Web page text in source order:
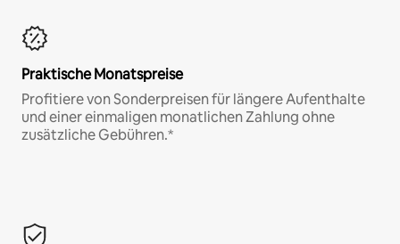
Praktische Monatspreise
Profitiere von Sonderpreisen für längere Aufenthalte
und einer einmaligen monatlichen Zahlung ohne
zusätzliche Gebühren.*